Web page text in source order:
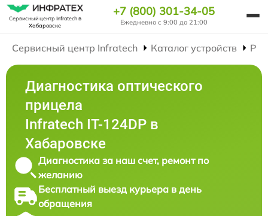
Сервисный центр Infratechв
Хабаровске
+7 (800) 301-34-05
Ежедневно с 9:00 до 21:00
Сервисный центр Infratech Каталог устройств
Диагностика оптического
прицела
Infratech IT-124DP в
Хабаровске
Диагностика за наш счет, ремонт по
желанию
Бесплатный выезд курьера в день
обращения